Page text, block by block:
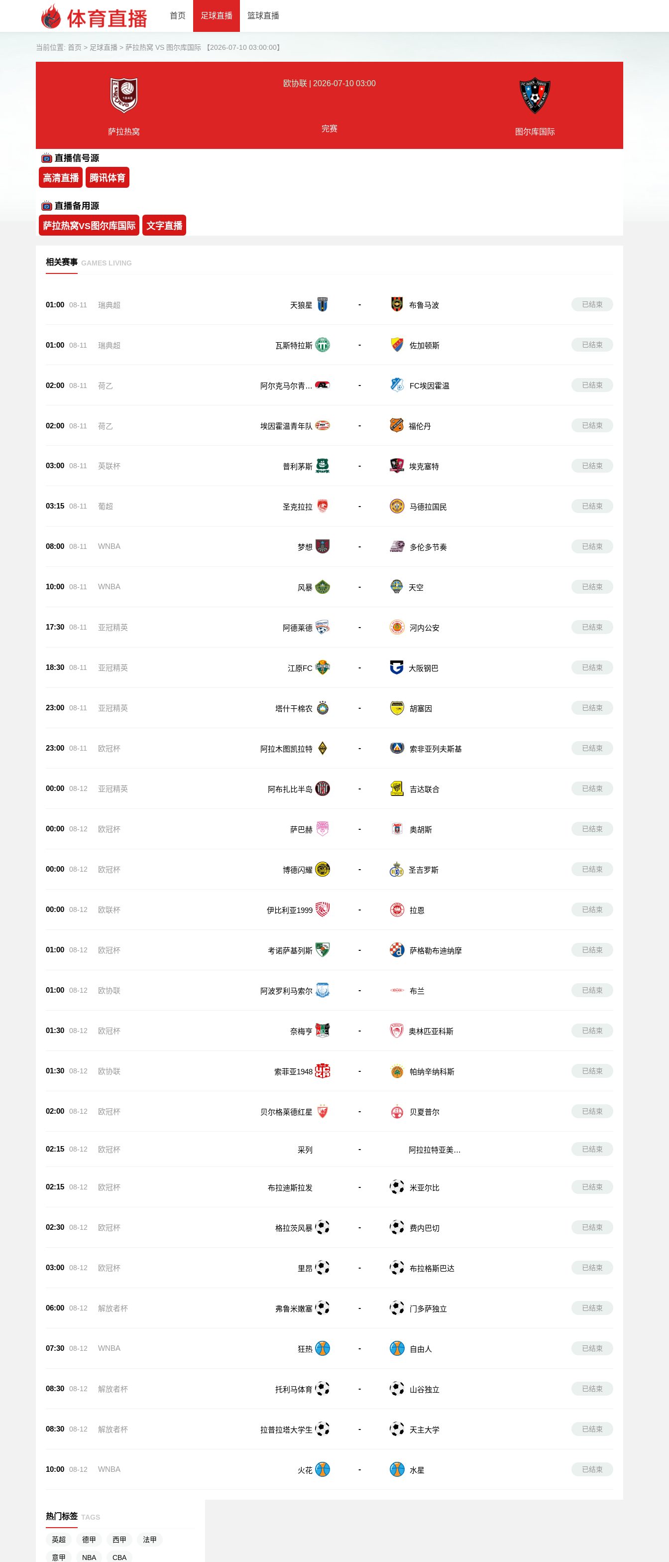
首页 足球直播 篮球直播
当前位置: 首页 > 足球直播 > 萨拉热窝 VS 图尔库国际 【2026-07-10 03:00:00】
萨拉热窝
欧协联 2026-07-10 03:00
完赛 图尔库国际
高清直播 腾讯体育
萨拉热窝VS图尔库国际 文字直播
相关赛事 GAMES LIVING
01:00 08-11 瑞典超 天狼星 - 布鲁马波 已结束
01:00 08-11 瑞典超 瓦斯特拉斯 - 佐加顿斯 已结束
02:00 08-11 荷乙
阿尔克马尔青年
- FC埃因霍温 已结束
02:00 08-11 荷乙 埃因霍温青年队 - 福伦丹 已结束
03:00 08-11 英联杯 普利茅斯 - 埃克塞特 已结束
03:15 08-11 葡超 圣克拉拉 - 马德拉国民 已结束
08:00 08-11 WNBA 梦想 - 多伦多节奏 已结束
10:00 08-11 WNBA 风暴 - 天空 已结束
17:30 08-11 亚冠精英 阿德莱德 - 河内公安 已结束
18:30 08-11 亚冠精英 江原FC - 大阪钢巴 已结束
23:00 08-11 亚冠精英 塔什干棉农 - 胡塞因 已结束
23:00 08-11 欧冠杯 阿拉木图凯拉特 - 索非亚列夫斯基 已结束
00:00 08-12 亚冠精英 阿布扎比半岛 - 吉达联合 已结束
00:00 08-12 欧冠杯 萨巴赫 - 奥胡斯 已结束
00:00 08-12 欧冠杯 博德闪耀 - 圣吉罗斯 已结束
00:00 08-12 欧联杯 伊比利亚1999 - 拉恩 已结束
01:00 08-12 欧冠杯 考诺萨基列斯 - 萨格勒布迪纳摩 已结束
01:00 08-12 欧协联 阿波罗利马索尔 - 布兰 已结束
01:30 08-12 欧冠杯 奈梅亨 - 奥林匹亚科斯 已结束
01:30 08-12 欧协联 索菲亚1948 - 帕纳辛纳科斯 已结束
02:00 08-12 欧冠杯 贝尔格莱德红星 - 贝夏普尔 已结束
02:15 08-12 欧冠杯 采列 -
阿拉拉特亚美尼
已结束
02:15 08-12 欧冠杯 布拉迪斯拉发 米亚尔比 已结束
02:30 08-12 欧冠杯 格拉茨风暴 费内巴切 已结束
03:00 08-12 欧冠杯 里昂 - 布拉格斯巴达 已结束
06:00 08-12 解放者杯 弗鲁米嫩塞 - 门多萨独立 已结束
07:30 08-12 WNBA 狂热 - 自由人 已结束
08:30 08-12 解放者杯 托利马体育 - 山谷独立 已结束
08:30 08-12 解放者杯 拉普拉塔大学生 - 天主大学 已结束
10:00 08-12 WNBA 火花 - 水星 已结束
热门标签 TAGS
英超 德甲 西甲 法甲
意甲 NBA CBA